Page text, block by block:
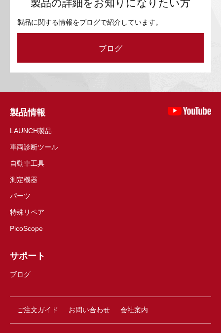
製品の詳細をお知りになりたい方
製品に関する情報をブログで紹介しています。
ブログ
製品情報
LAUNCH製品
車両診断ツール
自動車工具
測定機器
パーツ
特殊リペア
PicoScope
サポート
ブログ
ご注文ガイド お問い合わせ 会社案内